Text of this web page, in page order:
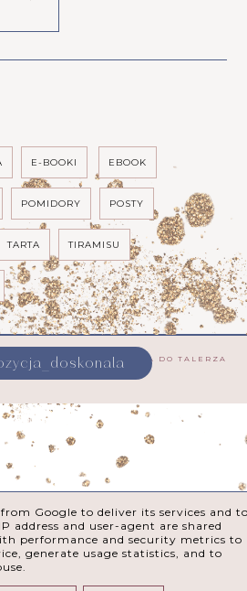
E-BOOKI EBOOK
POMIDORY POSTY
TARTA TIRAMISU
DOSKONAŁA OD NASIONKA DO TALERZA
from Google to deliver its services and
address and user-agent are shared
performance and security metrics to
generate usage statistics, and to